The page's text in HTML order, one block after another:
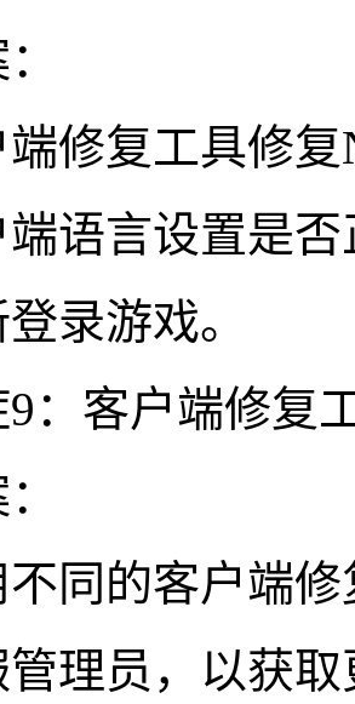
修复工具修
语言设置是否
录游戏。
：客户端修复
同的客户端
理员，以获